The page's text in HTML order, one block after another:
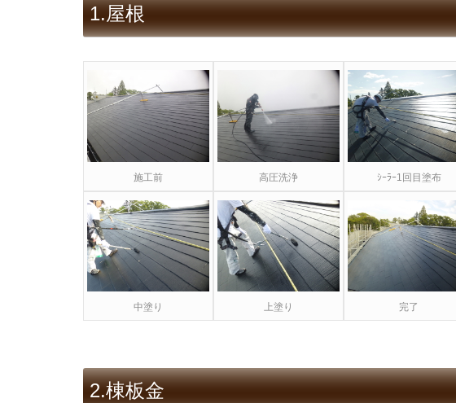
1.屋根
施工前 高圧洗浄 ｼｰﾗｰ1回目塗布
中塗り 上塗り 完了
2.棟板金